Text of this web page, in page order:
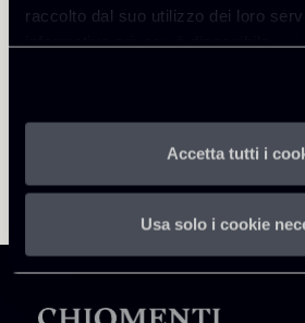
raccolto dal suo utilizzo dei loro
informativa privacy è disponibilequi.
Accetta tutti i
Usa solo i cookie